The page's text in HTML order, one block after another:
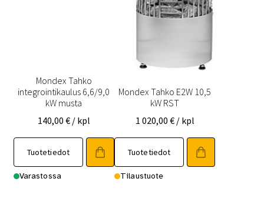
Mondex Tahko
integrointikaulus 6,6/9,0
kW musta
140,00 € / kpl
Tuotetiedot
Varastossa
Mondex Tahko E2W 10,5
kW RST
1 020,00 € / kpl
Tuotetiedot
Tilaustuote